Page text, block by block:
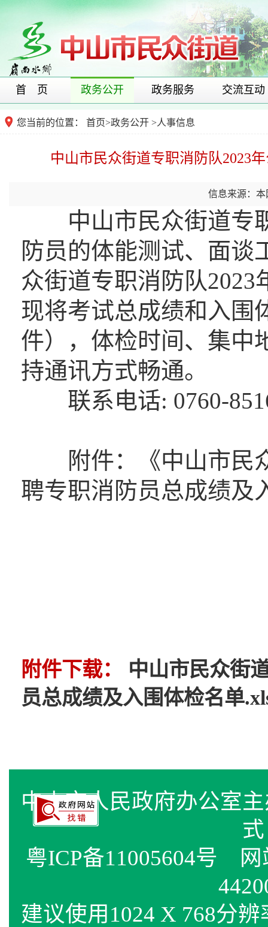
首 页 政务公开 政务服务 交流互动
您当前的位置： 首页>政务公开 >人事信息
中山市民众街道专职消防队2023
信息来源：本
中山市民众街道专职
防员的体能测试、面谈
众街道专职消防队
现将考试总成绩和入围
件），体检时间、集中
持通讯方式畅通。
联系电话: 0760-
附件：《中山市民众
聘专职消防员总成绩及
附件下载： 中山市民众街
员总成绩及入围体检名单
中山市人民政府办公
式
粤ICP备11005604号 网
建议使用1024 X 768分